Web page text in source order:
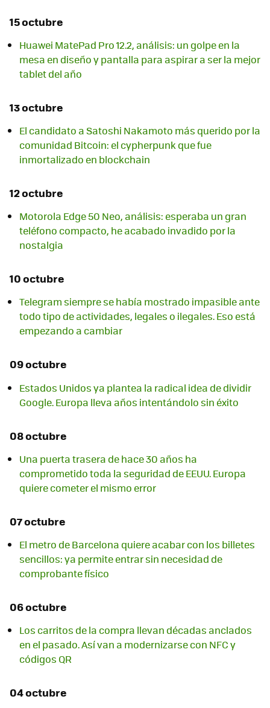
15 octubre
Huawei MatePad Pro 12.2, análisis: un golpe en la
mesa en diseño y pantalla para aspirar a ser la mejor
tablet del año
13 octubre
El candidato a Satoshi Nakamoto más querido por la
comunidad Bitcoin: el cypherpunk que fue
inmortalizado en blockchain
12 octubre
Motorola Edge 50 Neo, análisis: esperaba un gran
teléfono compacto, he acabado invadido por la
nostalgia
10 octubre
Telegram siempre se había mostrado impasible ante
todo tipo de actividades, legales o ilegales. Eso está
empezando a cambiar
09 octubre
Estados Unidos ya plantea la radical idea de dividir
Google. Europa lleva años intentándolo sin éxito
08 octubre
Una puerta trasera de hace 30 años ha
comprometido toda la seguridad de EEUU. Europa
quiere cometer el mismo error
07 octubre
El metro de Barcelona quiere acabar con los billetes
sencillos: ya permite entrar sin necesidad de
comprobante físico
06 octubre
Los carritos de la compra llevan décadas anclados
en el pasado. Así van a modernizarse con NFC y
códigos QR
04 octubre